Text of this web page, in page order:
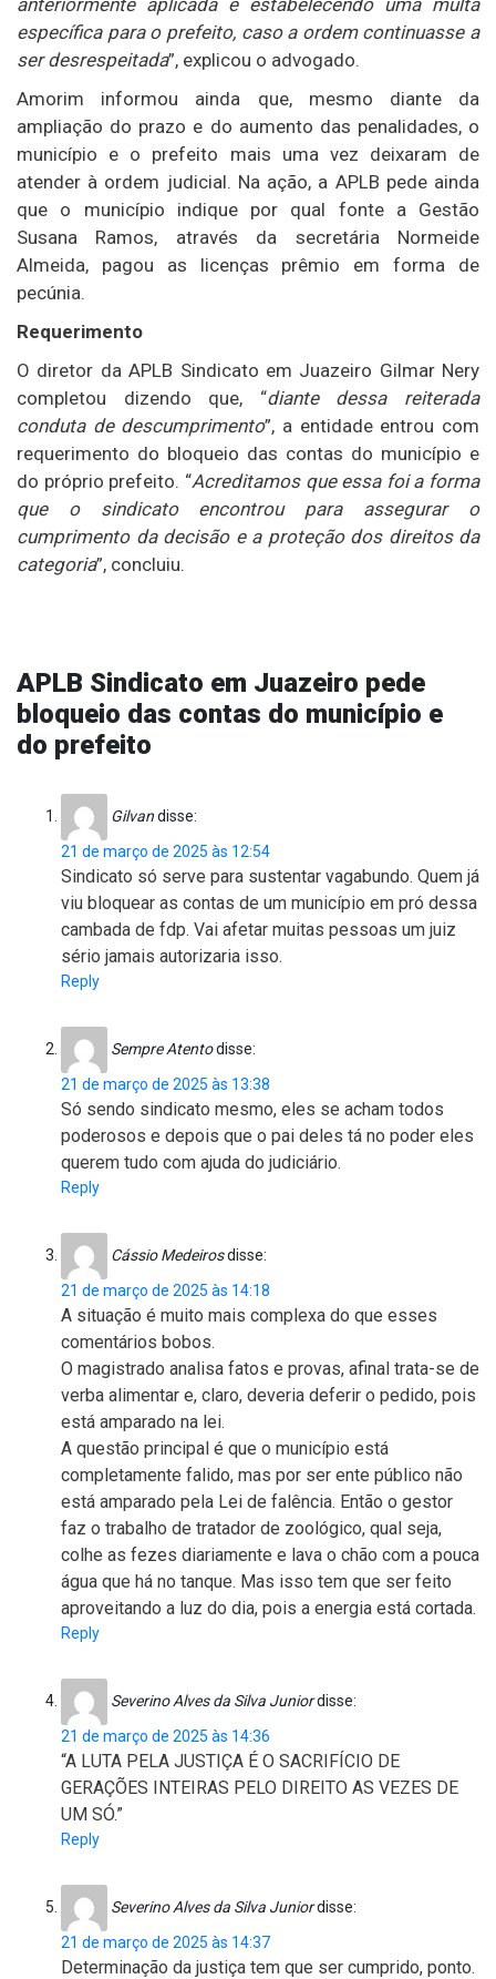
anteriormente aplicada e estabelecendo uma multa
específica para o prefeito, caso a ordem continuasse a
ser desrespeitada”, explicou o advogado.
Amorim informou ainda que, mesmo diante da
ampliação do prazo e do aumento das penalidades, o
município e o prefeito mais uma vez deixaram de
atender à ordem judicial. Na ação, a APLB pede ainda
que o município indique por qual fonte a Gestão
Susana Ramos, através da secretária Normeide
Almeida, pagou as licenças prêmio em forma de
pecúnia.
Requerimento
O diretor da APLB Sindicato em Juazeiro Gilmar Nery
completou dizendo que, “diante dessa reiterada
conduta de descumprimento”, a entidade entrou com
requerimento do bloqueio das contas do município e
do próprio prefeito. “Acreditamos que essa foi a forma
que o sindicato encontrou para assegurar o
cumprimento da decisão e a proteção dos direitos da
categoria”, concluiu.
APLB Sindicato em Juazeiro pede
bloqueio das contas do município e
do prefeito
Gilvandisse:
21 de março de 2025 às 12:54
Sindicato só serve para sustentar vagabundo. Quem já
viu bloquear as contas de um município em pró dessa
cambada de fdp. Vai afetar muitas pessoas um juiz
sério jamais autorizaria isso.
Reply
Sempre Atentodisse:
21 de março de 2025 às 13:38
Só sendo sindicato mesmo, eles se acham todos
poderosos e depois que o pai deles tá no poder eles
querem tudo com ajuda do judiciário.
Reply
Cássio Medeirosdisse:
21 de março de 2025 às 14:18
A situação é muito mais complexa do que esses
comentários bobos.
O magistrado analisa fatos e provas, afinal trata-se de
verba alimentar e, claro, deveria deferir o pedido, pois
está amparado na lei.
A questão principal é que o município está
completamente falido, mas por ser ente público não
está amparado pela Lei de falência. Então o gestor
faz o trabalho de tratador de zoológico, qual seja,
colhe as fezes diariamente e lava o chão com a pouca
água que há no tanque. Mas isso tem que ser feito
aproveitando a luz do dia, pois a energia está cortada.
Reply
Severino Alves da Silva Juniordisse:
21 de março de 2025 às 14:36
“A LUTA PELA JUSTIÇA É O SACRIFÍCIO DE
GERAÇÕES INTEIRAS PELO DIREITO AS VEZES DE
UM SÓ.”
Reply
Severino Alves da Silva Juniordisse:
21 de março de 2025 às 14:37
Determinação da justiça tem que ser cumprido, ponto.